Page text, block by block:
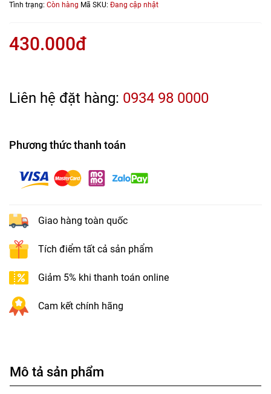
Tình trạng: Còn hàng Mã SKU: Đang cập nhật
430.000đ
Liên hệ đặt hàng: 0934 98 0000
Phương thức thanh toán
Giao hàng toàn quốc
Tích điểm tất cả sản phẩm
Giảm 5% khi thanh toán online
Cam kết chính hãng
Mô tả sản phẩm